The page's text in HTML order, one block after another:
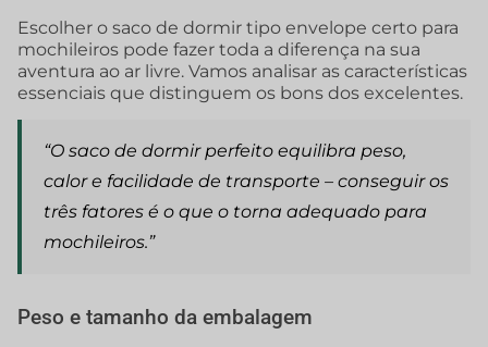
Escolher o saco de dormir tipo envelope certo para
mochileiros pode fazer toda a diferença na sua
aventura ao ar livre. Vamos analisar as características
essenciais que distinguem os bons dos excelentes.
“O saco de dormir perfeito equilibra peso,
calor e facilidade de transporte – conseguir os
três fatores é o que o torna adequado para
mochileiros.”
Peso e tamanho da embalagem